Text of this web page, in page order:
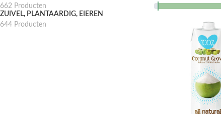
662 Producten
ZUIVEL, PLANTAARDIG, EIEREN
644 Producten